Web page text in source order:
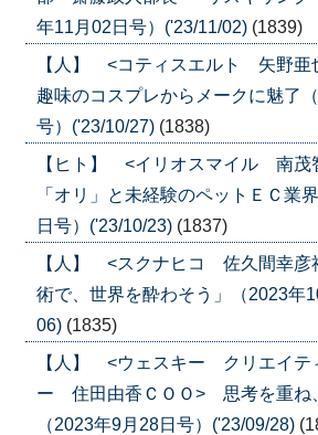
年11月02日号）('23/11/02) (1839)
【人】 <コティスエルト 矢野亜
趣味のコスプレからメークに魅了
号）('23/10/27) (1838)
【ヒト】 <イリオスマイル 南
「オリ」と未経験のペットＥＣ業
日号）('23/10/23) (1837)
【人】 <スクナヒコ 佐久間幸
術で、世界を酔わそう」（2023年
06) (1835)
【人】 <ウェスキー クリエイテ
ー 住田由香ＣＯＯ> 思考を重ね
（2023年9月28日号）('23/09/28)